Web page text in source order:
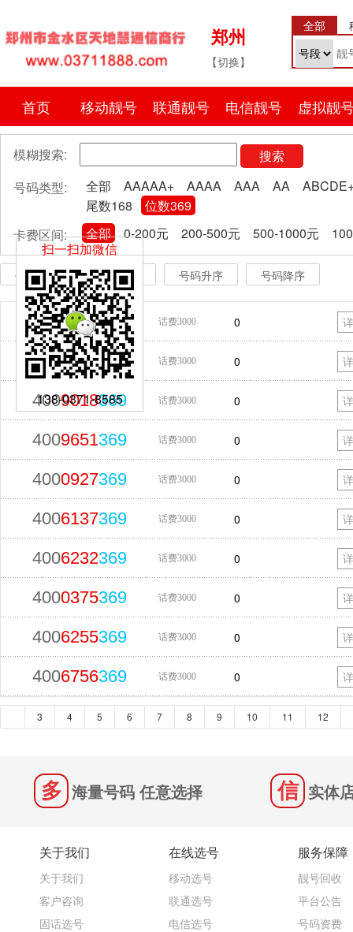
郑州
【切换】
全部
首页 移动靓号 联通靓号 电信靓号 虚拟靓
模糊搜索:
搜索
号码类型:
全部 AAAAA+ AAAA AAA AA
尾数168
位数369
卡费区间:
全部 0-200元 200-500元 500-1000元
价格升序 价格降序 号码升序 号码降序
4001275369 话费3000 0
4000385369 话费3000 0
4009018369 话费3000 0
4009651369 话费3000 0
4000927369 话费3000 0
4006137369 话费3000 0
4006232369 话费3000 0
4000375369 话费3000 0
4006255369 话费3000 0
4006756369 话费3000 0
3 4 5 6 7 8 9 10 11 12
海量号码 任意选择 实体
关于我们
关于我们
客户咨询
固话选号
在线选号
移动选号
联通选号
电信选号
服务保障
靓号回收
平台公告
号码资费
扫一扫加微信
138-0371-8585